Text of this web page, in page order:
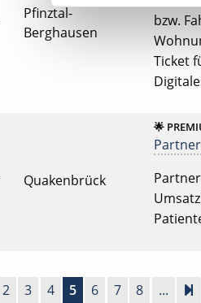
Pfinztal-
Berghausen
bzw.
Ticket
Quakenbrück
🌟
2 3 4 5 6 7 8 ...